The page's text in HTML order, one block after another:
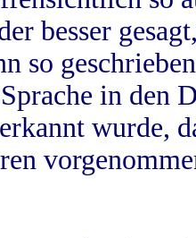
besser
so
in
wurde,